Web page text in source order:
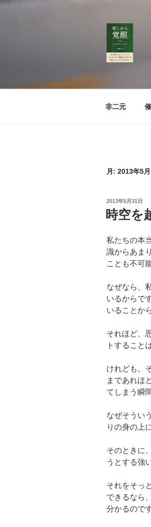
コ
キ
非二元
月: 2013年5月
投
稿
日:
2013年5月31日
時空を
私たちの本
識からあま
ことも不可
なぜなら、
いるからで
いることか
それほど、
トすること
けれども、
まであれほ
てしまう瞬
なぜそうい
りの身の上
そのときに
うとする強
それをそっ
できるなら
分かるのです